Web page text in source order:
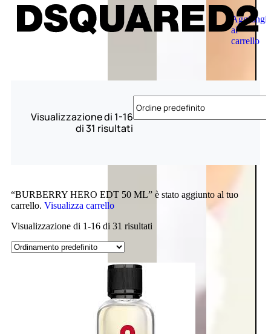
Aggiungi
al
carrello
Visualizzazione di 1-16
di 31 risultati
“BURBERRY HERO EDT 50 ML” è stato aggiunto al tuo
carrello. Visualizza carrello
Visualizzazione di 1-16 di 31 risultati